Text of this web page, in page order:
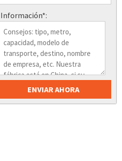
Información*: